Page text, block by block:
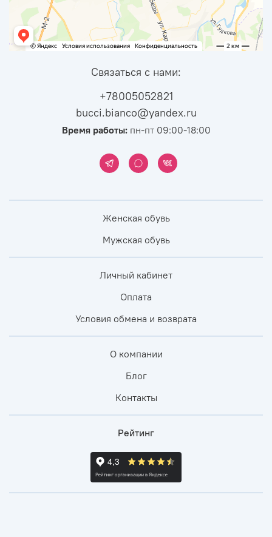
Связаться с нами:
+78005052821
bucci.bianco@yandex.ru
Время работы:пн-пт 09:00-18:00
Женская обувь
Мужская обувь
Личный кабинет
Оплата
Условия обмена и возврата
О компании
Блог
Контакты
Рейтинг